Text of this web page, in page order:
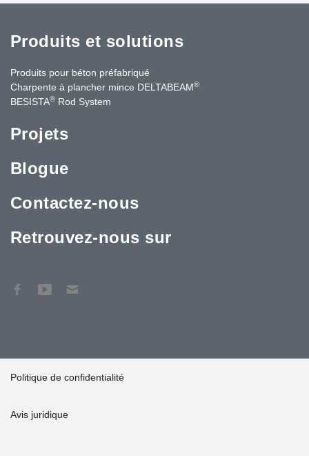
Produits et solutions
Produits pour béton préfabriqué
Charpente à plancher mince DELTABEAM®
BESISTA® Rod System
Projets
Blogue
Contactez-nous
Retrouvez-nous sur
Politique de confidentialité
Avis juridique